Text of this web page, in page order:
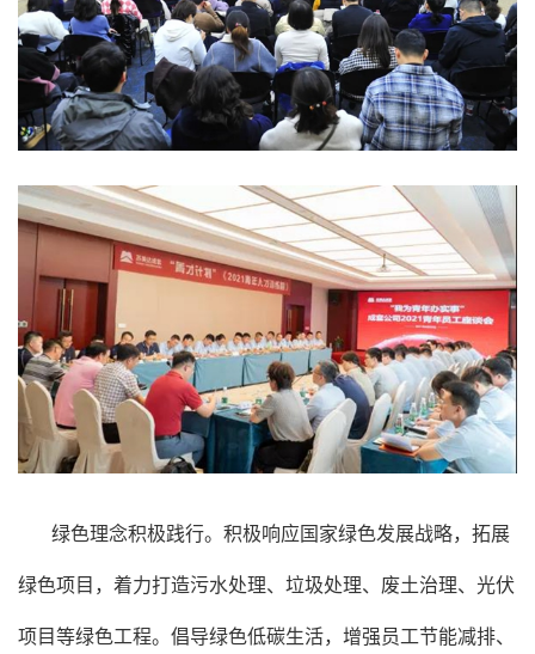
绿色理念积极践行。积极响应国家绿色发展战略，拓展
绿色项目，着力打造污水处理、垃圾处理、废土治理、光伏
项目等绿色工程。倡导绿色低碳生活，增强员工节能减排、